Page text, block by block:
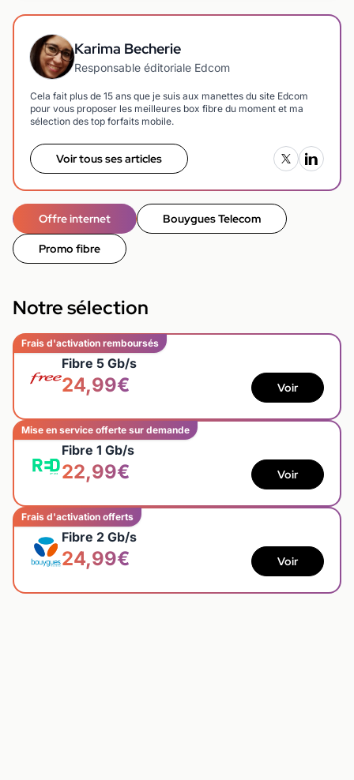
Karima Becherie
Responsable éditoriale Edcom
Cela fait plus de 15 ans que je suis aux manettes du site Edcom
pour vous proposer les meilleures box fibre du moment et ma
sélection des top forfaits mobile.
Voir tous ses articles
Offre internet Bouygues Telecom
Promo fibre
Notre sélection
Frais d'activation remboursés
Fibre 5 Gb/s
24,99€ Voir
Mise en service offerte sur demande
Fibre 1 Gb/s
22,99€ Voir
Frais d'activation offerts
Fibre 2 Gb/s
24,99€ Voir